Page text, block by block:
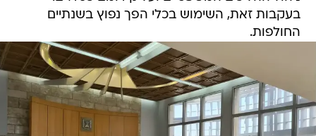
בעקבות זאת, השימוש בכלי הפך נפוץ בשנתיים
החולפות.